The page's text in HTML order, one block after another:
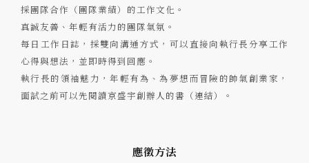
採團隊合作（團隊業績）的工作文化。
真誠友善、年輕有活力的團隊氣氛。
每日工作日誌，採雙向溝通方式，可以直接向執行長分享工作
心得與想法，並即時得到回應。
執行長的領袖魅力，年輕有為、為夢想而冒險的帥氣創業家，
面試之前可以先閱讀京盛宇創辦人的書（連結）。
應徵方法